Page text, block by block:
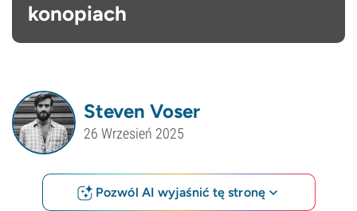
konopiach
Steven Voser
26 Wrzesień 2025
Pozwól AI wyjaśnić tę stronę